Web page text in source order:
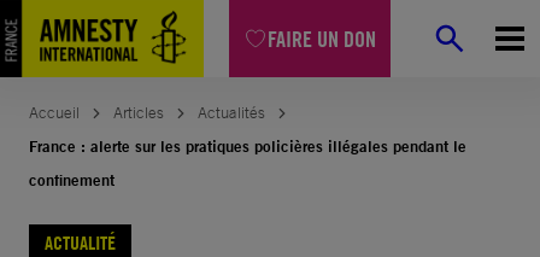
FAIRE UN DON
Aller
au
contenu
Accueil Articles
Actualités
France : alerte sur les pratiques policières illégales pendant le
confinement
ACTUALITÉ